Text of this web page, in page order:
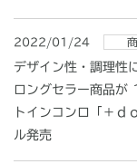
2022/01/24
デザイン性・調理性
ロングセラー商品が
トインコンロ「＋
ル発売